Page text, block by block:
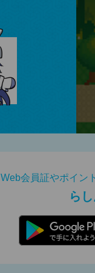
Web会員証やポイン
ら